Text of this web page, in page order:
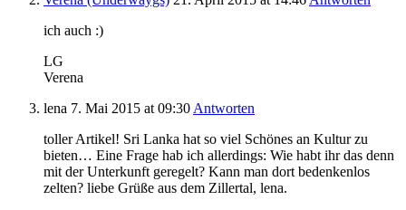
ich auch :)
LG
Verena
lena 7. Mai 2015 at 09:30 Antworten
toller Artikel! Sri Lanka hat so viel Schönes an Kultur zu
bieten… Eine Frage hab ich allerdings: Wie habt ihr das denn
mit der Unterkunft geregelt? Kann man dort bedenkenlos
zelten? liebe Grüße aus dem Zillertal, lena.